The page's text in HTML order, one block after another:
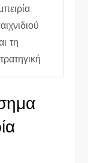
τη